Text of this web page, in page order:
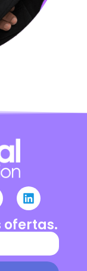
ofertas.